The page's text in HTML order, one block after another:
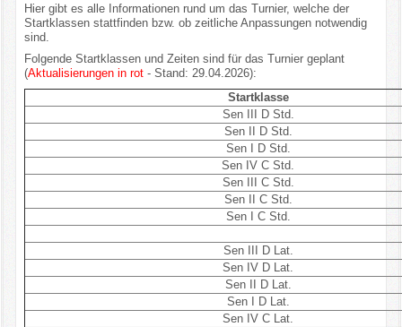
Veranstaltungen
Links
Kontakt
Impressum/Datenschutz
Hier gibt es alle Informationen rund um das Turnier, welche der
Startklassen stattfinden bzw. ob zeitliche Anpassungen notwendig
sind.
Folgende Startklassen und Zeiten sind für das Turnier geplant
(Aktualisierungen in rot- Stand: 29.04.2026):
Startklasse
Sen III D Std.
Sen II D Std.
Sen I D Std.
Sen IV C Std.
Sen III C Std.
Sen II C Std.
Sen I C Std.
Sen III D Lat.
Sen IV D Lat.
Sen II D Lat.
Sen I D Lat.
Sen IV C Lat.